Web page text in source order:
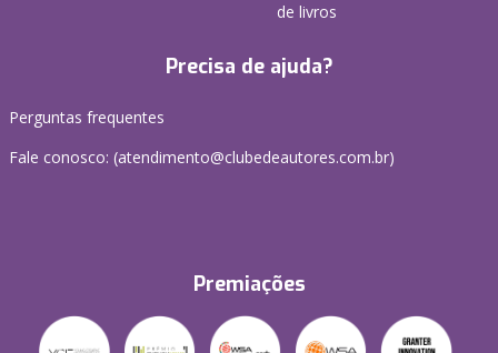
de livros
Precisa de ajuda?
Perguntas frequentes
Fale conosco: (atendimento@clubedeautores.com.br)
Premiações